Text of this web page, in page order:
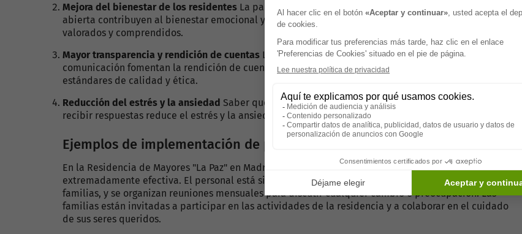
Mejora del bienestar de los residentes La participación activa de las familias y la comunicación
abierta contribuyen al bienestar emocional y mental de los residentes, quienes se sienten más
valorados y comprendidos.
Mayor transparencia y rendición de cuentas La transparencia en las operaciones y la apertura a la
comunicación fomentan la rendición de cuentas, asegurando que la residencia opere con altos
estándares de calidad y ética.
Reducción del estrés y la ansiedad Saber que hay un canal abierto para expresar preocupaciones y
recibir respuestas reduce el estrés y la ansiedad tanto para los residentes como para sus familias.
Ejemplos de implementación de políticas de puertas abiertas
En la Residencia de Mayores "La Paz" en Madrid, la política de puertas abiertas ha demostrado ser
extremadamente efectiva. El personal está siempre disponible para conversar con los residentes y sus
familias, y se organizan reuniones mensuales para discutir cualquier cambio o preocupación. Las
familias están invitadas a participar en las actividades de la residencia y a colaborar en el cuidado
de sus seres queridos.